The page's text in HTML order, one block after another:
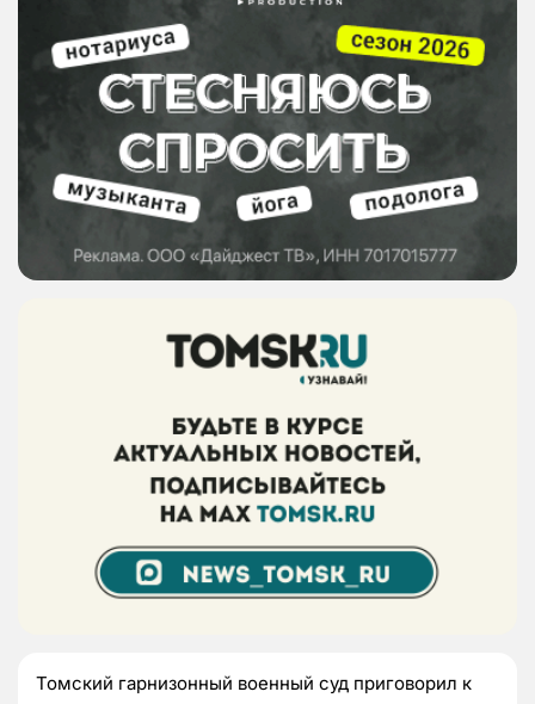
Томский гарнизонный военный суд приговорил к